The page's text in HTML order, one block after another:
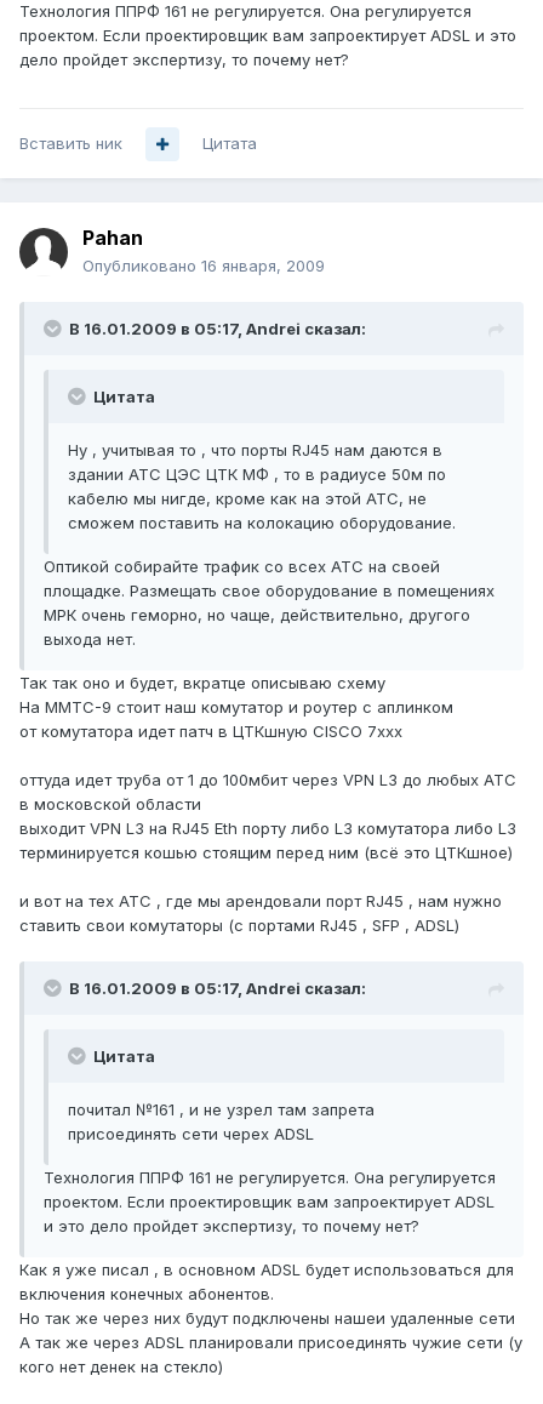
Технология ППРФ 161 не регулируется. Она регулируется
проектом. Если проектировщик вам запроектирует ADSL и это
дело пройдет экспертизу, то почему нет?
Вставить ник Цитата
Pahan
Опубликовано 16 января, 2009
В 16.01.2009 в 05:17, Andrei сказал:
Цитата
Ну , учитывая то , что порты RJ45 нам даются в
здании АТС ЦЭС ЦТК МФ , то в радиусе 50м по
кабелю мы нигде, кроме как на этой АТС, не
сможем поставить на колокацию оборудование.
Оптикой собирайте трафик со всех АТС на своей
площадке. Размещать свое оборудование в помещениях
МРК очень геморно, но чаще, действительно, другого
выхода нет.
Так так оно и будет, вкратце описываю схему
На ММТС-9 стоит наш комутатор и роутер с аплинком
от комутатора идет патч в ЦТКшную CISCO 7ххх
оттуда идет труба от 1 до 100мбит через VPN L3 до любых АТС
в московской области
выходит VPN L3 на RJ45 Eth порту либо L3 комутатора либо L3
терминируется кошью стоящим перед ним (всё это ЦТКшное)
и вот на тех АТС , где мы арендовали порт RJ45 , нам нужно
ставить свои комутаторы (с портами RJ45 , SFP , ADSL)
В 16.01.2009 в 05:17, Andrei сказал:
Цитата
почитал №161 , и не узрел там запрета
присоединять сети черех ADSL
Технология ППРФ 161 не регулируется. Она регулируется
проектом. Если проектировщик вам запроектирует ADSL
и это дело пройдет экспертизу, то почему нет?
Как я уже писал , в основном ADSL будет использоваться для
включения конечных абонентов.
Но так же через них будут подключены нашеи удаленные сети
А так же через ADSL планировали присоединять чужие сети (у
кого нет денек на стекло)